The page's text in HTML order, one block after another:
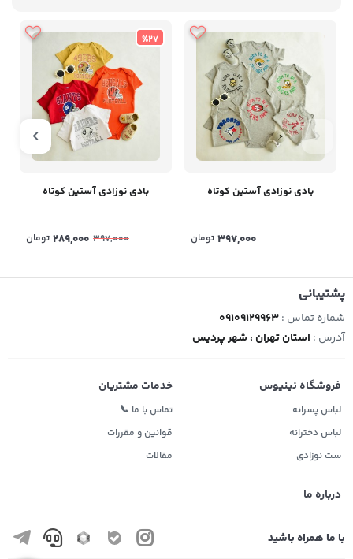
بادی نوزادی آستین کوتاه
397,000 تومان
%27
بادی نوزادی آستین کوتاه
397,000
289,000 تومان
پشتیبانی
شماره تماس :09109129963
آدرس : استان تهران ، شهر پردیس
فروشگاه نینیوس
لباس پسرانه
لباس دخترانه
ست نوزادی
خدمات مشتریان
تماس با ما 📞
قوانین و مقررات
مقالات
درباره ما
با ما همراه باشید